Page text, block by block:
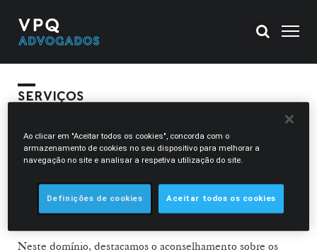
SERVIÇOS
matéria de Direito do Urbanismo, prestando
frequentemente assessoria jurídica tanto a entidades
públicas como privadas.
Neste domínio, destacamos o aconselhamento sobre os
Ao clicar em "Aceitar todos os cookies", concorda com o
armazenamento de cookies no seu dispositivo para melhorar a
navegação no site e analisar a respetiva utilização do site.
Definições de cookies Aceitar todos os cookies